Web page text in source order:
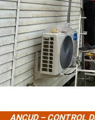
ANCUD – CONTROL